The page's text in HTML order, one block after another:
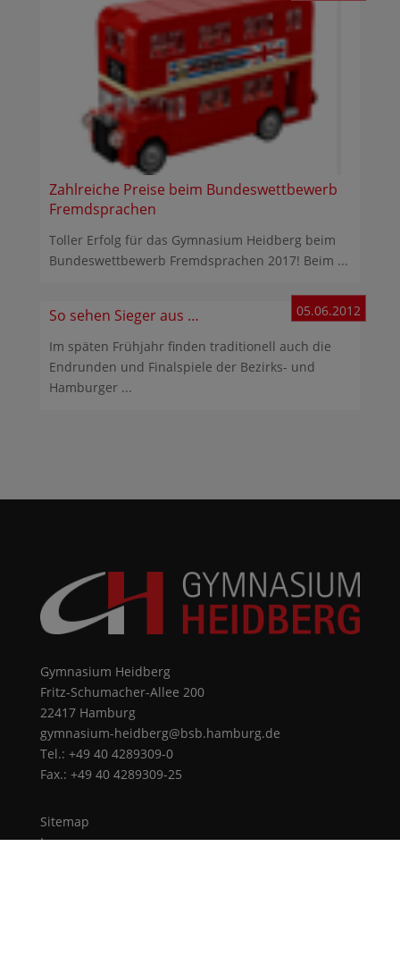
Zahlreiche Preise beim Bundeswettbewerb
Fremdsprachen
Toller Erfolg für das Gymnasium Heidberg beim
Bundeswettbewerb Fremdsprachen 2017! Beim ...
So sehen Sieger aus … 05.06.2012
Im späten Frühjahr finden traditionell auch die
Endrunden und Finalspiele der Bezirks- und
Hamburger ...
Gymnasium Heidberg
Fritz-Schumacher-Allee 200
22417 Hamburg
gymnasium-heidberg@bsb.hamburg.de
Tel.: +49 40 4289309-0
Fax.: +49 40 4289309-25
Sitemap
Impressum